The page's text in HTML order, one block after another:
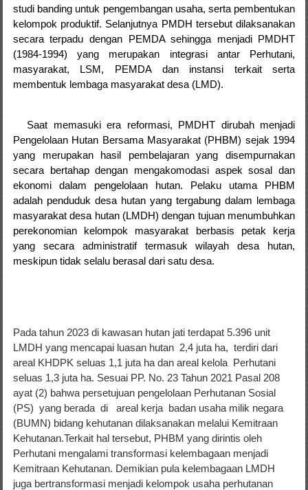
studi banding untuk pengembangan usaha, serta pembentukan
kelompok produktif. Selanjutnya PMDH tersebut dilaksanakan
secara terpadu dengan PEMDA sehingga menjadi PMDHT
(1984-1994) yang merupakan integrasi antar Perhutani,
masyarakat, LSM, PEMDA dan instansi terkait serta
membentuk lembaga masyarakat desa (LMD).
Saat memasuki era reformasi, PMDHT dirubah menjadi
Pengelolaan Hutan Bersama Masyarakat (PHBM) sejak 1994
yang merupakan hasil pembelajaran yang disempurnakan
secara bertahap dengan mengakomodasi aspek sosal dan
ekonomi dalam pengelolaan hutan. Pelaku utama PHBM
adalah penduduk desa hutan yang tergabung dalam lembaga
masyarakat desa hutan (LMDH) dengan tujuan menumbuhkan
perekonomian kelompok masyarakat berbasis petak kerja
yang secara administratif termasuk wilayah desa hutan,
meskipun tidak selalu berasal dari satu desa.
Pada tahun 2023 di kawasan hutan jati terdapat 5.396 unit
LMDH yang mencapai luasan hutan 2,4 juta ha, terdiri dari
areal KHDPK seluas 1,1 juta ha dan areal kelola Perhutani
seluas 1,3 juta ha. Sesuai PP. No. 23 Tahun 2021 Pasal 208
ayat (2) bahwa persetujuan pengelolaan Perhutanan Sosial
(PS) yang berada di areal kerja badan usaha milik negara
(BUMN) bidang kehutanan dilaksanakan melalui Kemitraan
Kehutanan.Terkait hal tersebut, PHBM yang dirintis oleh
Perhutani mengalami transformasi kelembagaan menjadi
Kemitraan Kehutanan. Demikian pula kelembagaan LMDH
juga bertransformasi menjadi kelompok usaha perhutanan